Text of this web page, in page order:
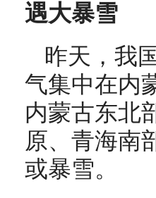
遇大暴雪
昨天，我
气集中在内
内蒙古东北
原、青海南
或暴雪。